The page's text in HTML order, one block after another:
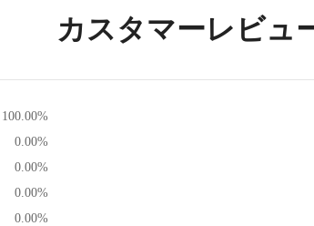
カスタマーレビュ
100.00%
0.00%
0.00%
0.00%
0.00%